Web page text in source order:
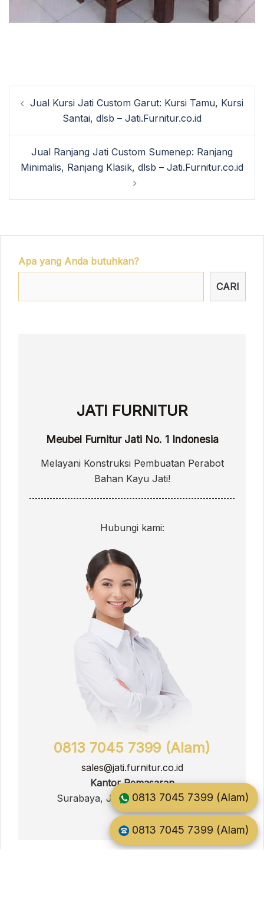
Post
navigation
Jual Kursi Jati Custom Garut: Kursi Tamu, Kursi
Santai, dlsb – Jati.Furnitur.co.id
Jual Ranjang Jati Custom Sumenep: Ranjang
Minimalis, Ranjang Klasik, dlsb – Jati.Furnitur.co.id
Apa yang Anda butuhkan?
CARI
JATI FURNITUR
Meubel Furnitur Jati No. 1 Indonesia
Melayani Konstruksi Pembuatan Perabot
Bahan Kayu Jati!
Hubungi kami:
0813 7045 7399 (Alam)
sales@jati.furnitur.co.id
Kantor Pemasaran
Surabaya, Jawa Timur, Indonesia
0813 7045 7399 (Alam)
0813 7045 7399 (Alam)